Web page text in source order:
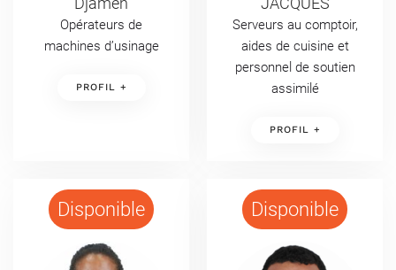
Opérateurs de
machines d’usinage
PROFIL +
Serveurs au comptoir,
aides de cuisine et
personnel de soutien
assimilé
PROFIL +
Disponible Disponible